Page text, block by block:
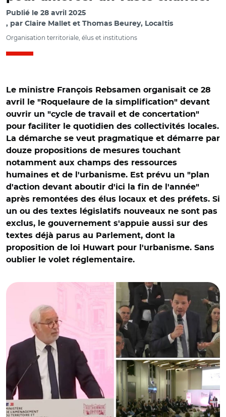
Publié le 28 avril 2025
par Claire Mallet et Thomas Beurey, Localtis
Organisation territoriale, élus et institutions
Le ministre François Rebsamen organisait ce 28
avril le "Roquelaure de la simplification" devant
ouvrir un "cycle de travail et de concertation"
pour faciliter le quotidien des collectivités locales.
La démarche se veut pragmatique et démarre par
douze propositions de mesures touchant
notamment aux champs des ressources
humaines et de l'urbanisme. Est prévu un "plan
d'action devant aboutir d'ici la fin de l'année"
après remontées des élus locaux et des préfets. Si
un ou des textes législatifs nouveaux ne sont pas
exclus, le gouvernement s'appuie aussi sur des
textes déjà parus au Parlement, dont la
proposition de loi Huwart pour l'urbanisme. Sans
oublier le volet réglementaire.
© Capture vidéo @Ecologie_Gouv/ François Rebsamen et